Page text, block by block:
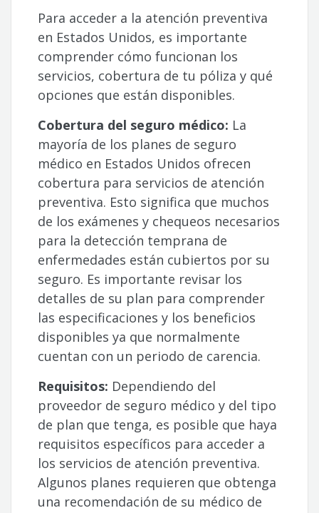
Para acceder a la atención preventiva
en Estados Unidos, es importante
comprender cómo funcionan los
servicios, cobertura de tu póliza y qué
opciones que están disponibles.
Cobertura del seguro médico: La
mayoría de los planes de seguro
médico en Estados Unidos ofrecen
cobertura para servicios de atención
preventiva. Esto significa que muchos
de los exámenes y chequeos necesarios
para la detección temprana de
enfermedades están cubiertos por su
seguro. Es importante revisar los
detalles de su plan para comprender
las especificaciones y los beneficios
disponibles ya que normalmente
cuentan con un periodo de carencia.
Requisitos: Dependiendo del
proveedor de seguro médico y del tipo
de plan que tenga, es posible que haya
requisitos específicos para acceder a
los servicios de atención preventiva.
Algunos planes requieren que obtenga
una recomendación de su médico de